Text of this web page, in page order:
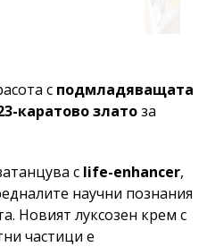
с подмладяващата
каратово златоза
с life-enhancer,
научни познания
Новият луксозен крем с
частици е